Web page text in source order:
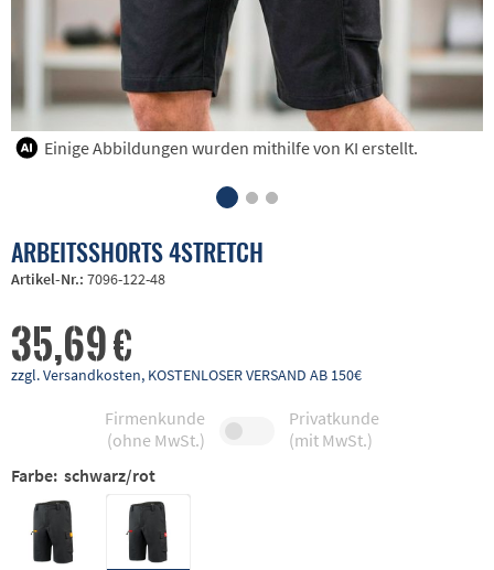
Einige Abbildungen wurden mithilfe von KI erstellt.
ARBEITSSHORTS 4STRETCH
Artikel-Nr.: 7096-122-48
35,69 €
zzgl. Versandkosten, KOSTENLOSER VERSAND AB 150€
Firmenkunde
(ohne MwSt.)
Privatkunde
(mit MwSt.)
Farbe: schwarz/rot